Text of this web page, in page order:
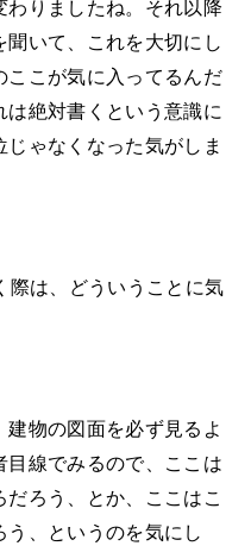
わりましたね。それ以降
いて、これを大切にし
ここが気に入ってるんだ
絶対書くという意識に
ゃなくなった気がしま
は、どういうことに気
建物の図面を必ず見るよ
目線でみるので、ここは
ろう、とか、ここはこ
う、というのを気にし